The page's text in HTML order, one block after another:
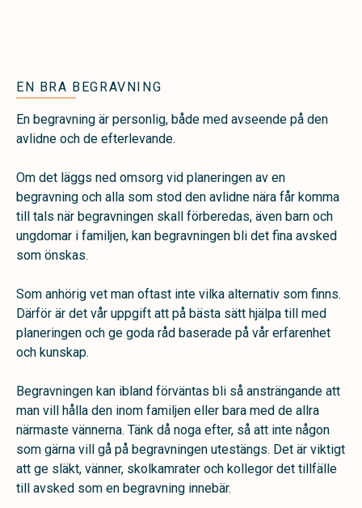
EN BRA BEGRAVNING
En begravning är personlig, både med avseende på den
avlidne och de efterlevande.
Om det läggs ned omsorg vid planeringen av en
begravning och alla som stod den avlidne nära får komma
till tals när begravningen skall förberedas, även barn och
ungdomar i familjen, kan begravningen bli det fina avsked
som önskas.
Som anhörig vet man oftast inte vilka alternativ som finns.
Därför är det vår uppgift att på bästa sätt hjälpa till med
planeringen och ge goda råd baserade på vår erfarenhet
och kunskap.
Begravningen kan ibland förväntas bli så ansträngande att
man vill hålla den inom familjen eller bara med de allra
närmaste vännerna. Tänk då noga efter, så att inte någon
som gärna vill gå på begravningen utestängs. Det är viktigt
att ge släkt, vänner, skolkamrater och kollegor det tillfälle
till avsked som en begravning innebär.